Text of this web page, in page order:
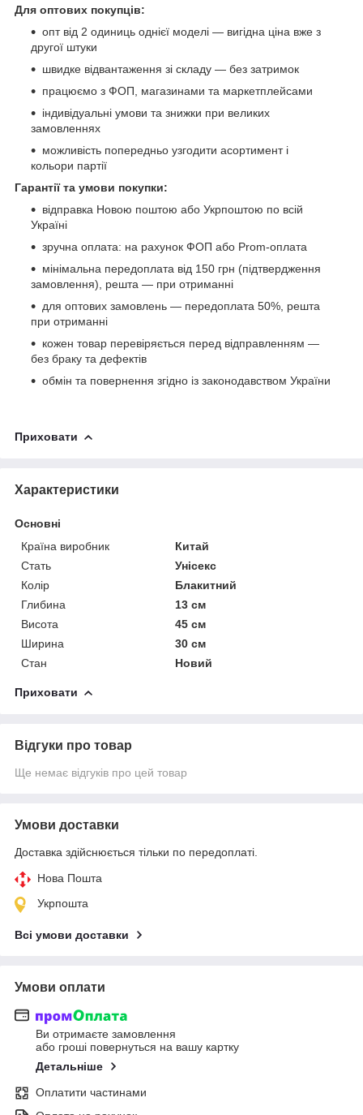
Для оптових покупців:
опт від 2 одиниць однієї моделі — вигідна ціна вже з
другої штуки
швидке відвантаження зі складу — без затримок
працюємо з ФОП, магазинами та маркетплейсами
індивідуальні умови та знижки при великих
замовленнях
можливість попередньо узгодити асортимент і
кольори партії
Гарантії та умови покупки:
відправка Новою поштою або Укрпоштою по всій
Україні
зручна оплата: на рахунок ФОП або Prom-оплата
мінімальна передоплата від 150 грн (підтвердження
замовлення), решта — при отриманні
для оптових замовлень — передоплата 50%, решта
при отриманні
кожен товар перевіряється перед відправленням —
без браку та дефектів
обмін та повернення згідно із законодавством України
Приховати
Характеристики
Основні
Країна виробник
Китай
Стать
Унісекс
Колір
Блакитний
Глибина
13 см
Висота
45 см
Ширина
30 см
Стан
Новий
Приховати
Відгуки про товар
Ще немає відгуків про цей товар
Умови доставки
Доставка здійснюється тільки по передоплаті.
Нова Пошта
Укрпошта
Всі умови доставки
Умови оплати
Ви отримаєте замовлення
або гроші повернуться на вашу картку
Детальніше
Оплатити частинами